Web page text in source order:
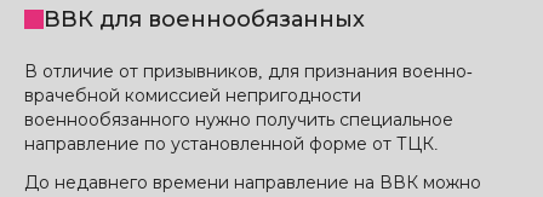
ВВК для военнообязанных
В отличие от призывников, для признания военно-
врачебной комиссией непригодности
военнообязанного нужно получить специальное
направление по установленной форме от ТЦК.
До недавнего времени направление на ВВК можно